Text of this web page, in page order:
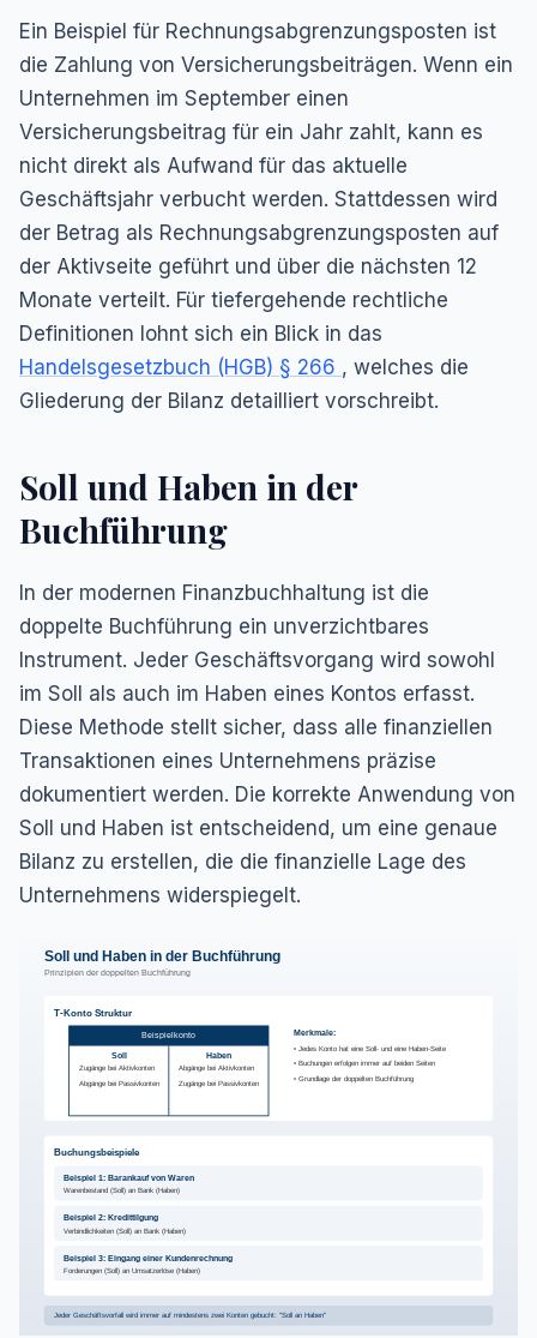
Ein Beispiel für Rechnungsabgrenzungsposten ist
die Zahlung von Versicherungsbeiträgen. Wenn ein
Unternehmen im September einen
Versicherungsbeitrag für ein Jahr zahlt, kann es
nicht direkt als Aufwand für das aktuelle
Geschäftsjahr verbucht werden. Stattdessen wird
der Betrag als Rechnungsabgrenzungsposten auf
der Aktivseite geführt und über die nächsten 12
Monate verteilt. Für tiefergehende rechtliche
Definitionen lohnt sich ein Blick in das
Handelsgesetzbuch (HGB) § 266 , welches die
Gliederung der Bilanz detailliert vorschreibt.
Soll und Haben in der
Buchführung
In der modernen Finanzbuchhaltung ist die
doppelte Buchführung ein unverzichtbares
Instrument. Jeder Geschäftsvorgang wird sowohl
im Soll als auch im Haben eines Kontos erfasst.
Diese Methode stellt sicher, dass alle finanziellen
Transaktionen eines Unternehmens präzise
dokumentiert werden. Die korrekte Anwendung von
Soll und Haben ist entscheidend, um eine genaue
Bilanz zu erstellen, die die finanzielle Lage des
Unternehmens widerspiegelt.
Soll und Haben in der Buchführung
Prinzipien der doppelten Buchführung
T-Konto Struktur
Beispielkonto
Soll
Haben
Zugänge bei Aktivkonten
Abgänge bei Aktivkonten
Abgänge bei Passivkonten
Zugänge bei Passivkonten
Merkmale:
• Jedes Konto hat eine Soll- und eine Haben-Seite
• Buchungen erfolgen immer auf beiden Seiten
• Grundlage der doppelten Buchführung
Buchungsbeispiele
Beispiel 1: Barankauf von Waren
Warenbestand (Soll) an Bank (Haben)
Beispiel 2: Kredittilgung
Verbindlichkeiten (Soll) an Bank (Haben)
Beispiel 3: Eingang einer Kundenrechnung
Forderungen (Soll) an Umsatzerlöse (Haben)
Jeder Geschäftsvorfall wird immer auf mindestens zwei Konten gebucht: "Soll an Haben"